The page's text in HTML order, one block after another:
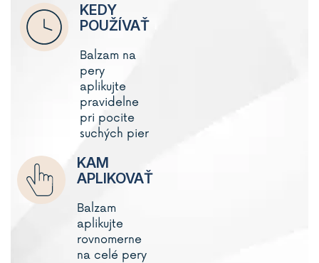
KEDY
POUŽÍVAŤ
Balzam na
pery
aplikujte
pravidelne
pri pocite
suchých pier
KAM
APLIKOVAŤ
Balzam
aplikujte
rovnomerne
na celé pery